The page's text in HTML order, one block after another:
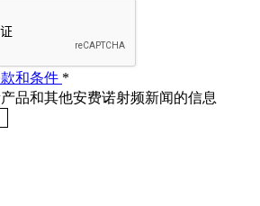
和条件 *
品和其他安费诺射频新闻的信息